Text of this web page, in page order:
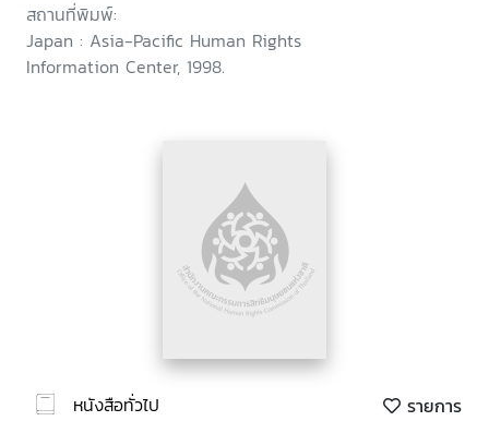
สถานที่พิมพ์:
Japan : Asia-Pacific Human Rights
Information Center, 1998.
หนังสือทั่วไป
รายการ